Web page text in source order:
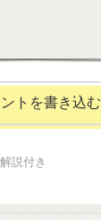
トを書き込む
説付き